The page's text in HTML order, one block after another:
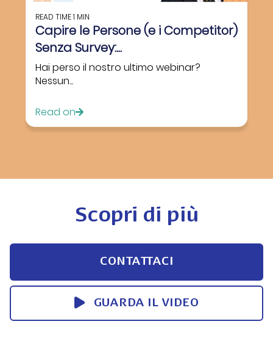
READ TIME1 MIN
Capire le Persone (e i Competitor)
Senza Survey:...
Hai perso il nostro ultimo webinar?
Nessun...
Read on
Scopri di più
CONTATTACI
GUARDA IL VIDEO